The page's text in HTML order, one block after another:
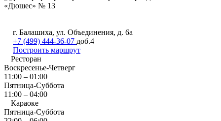
г. Балашиха, ул. Объединения, д. 6а
+7 (499) 444-36-07 доб.4
Построить маршрут
Ресторан
Воскресенье-Четверг
11:00 – 01:00
Пятница-Суббота
11:00 – 04:00
Караоке
Пятница-Суббота